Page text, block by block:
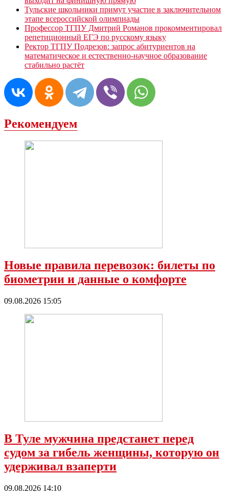
Тульские школьники примут участие в заключительном
этапе всероссийской олимпиады
Профессор ТГПУ Дмитрий Романов прокомментировал
репетиционный ЕГЭ по русскому языку
Ректор ТГПУ Подрезов: запрос абитуриентов на
математическое и естественно-научное образование
стабильно растёт
Рекомендуем
Новые правила перевозок: билеты по
биометрии и данные о комфорте
09.08.2026 15:05
В Туле мужчина предстанет перед
судом за гибель женщины, которую он
удерживал взаперти
09.08.2026 14:10